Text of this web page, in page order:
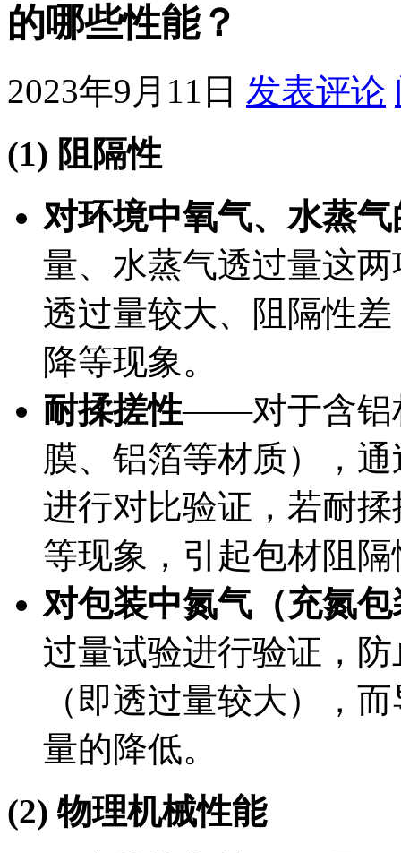
的哪些性能？
2023年9月11日 发表评论
(1) 阻隔性
对环境中氧气、水蒸
量、水蒸气透过量这
透过量较大、阻隔性
降等现象。
耐揉搓性——对于含铝
膜、铝箔等材质），
进行对比验证，若耐
等现象，引起包材阻
对包装中氮气（充氮
过量试验进行验证，
（即透过量较大），
量的降低。
(2) 物理机械性能